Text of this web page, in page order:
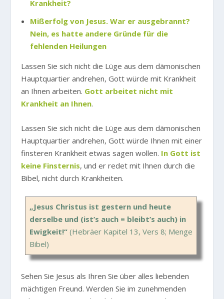
Krankheit?
Mißerfolg von Jesus. War er ausgebrannt?
Nein, es hatte andere Gründe für die
fehlenden Heilungen
Lassen Sie sich nicht die Lüge aus dem dämonischen
Hauptquartier andrehen, Gott würde mit Krankheit
an Ihnen arbeiten. Gott arbeitet nicht mit
Krankheit an Ihnen.
Lassen Sie sich nicht die Lüge aus dem dämonischen
Hauptquartier andrehen, Gott würde Ihnen mit einer
finsteren Krankheit etwas sagen wollen. In Gott ist
keine Finsternis, und er redet mit Ihnen durch die
Bibel, nicht durch Krankheiten.
„Jesus Christus ist gestern und heute
derselbe und (ist’s auch = bleibt’s auch) in
Ewigkeit!“(Hebräer Kapitel 13, Vers 8; Menge
Bibel)
Sehen Sie Jesus als Ihren Sie über alles liebenden
mächtigen Freund. Werden Sie im zunehmenden